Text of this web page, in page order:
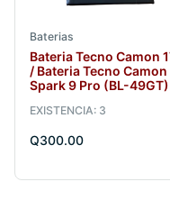
Baterias
Bateria Tecno Camon
/ Bateria Tecno Camon
Spark 9 Pro (BL-49GT)
EXISTENCIA: 3
Q300.00